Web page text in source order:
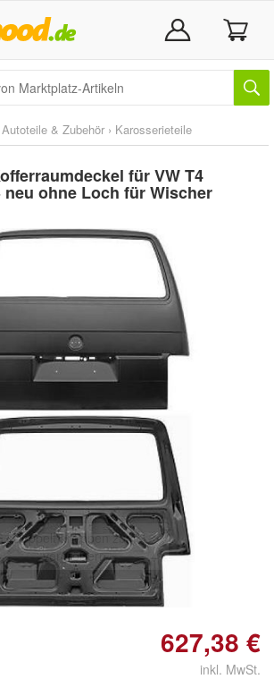
Autoteile & Zubehör › Karosserieteile
für VW T4
neu ohne Loch für Wischer
Doppelt antippen zum
vergrößern
627,38 €
inkl. MwSt.